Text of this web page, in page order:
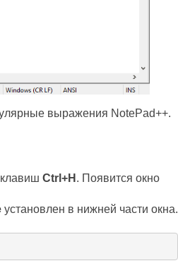
выражения NotePad++.
Ctrl+H . Появится окно
установлен в нижней части окна.